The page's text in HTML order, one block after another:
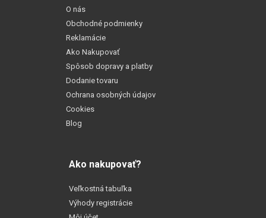
O nás
Obchodné podmienky
Reklamácie
Ako Nakupovať
Spôsob dopravy a platby
Dodanie tovaru
Ochrana osobných údajov
Cookies
Blog
Ako nakupovať?
Veľkostná tabuľka
Výhody registrácie